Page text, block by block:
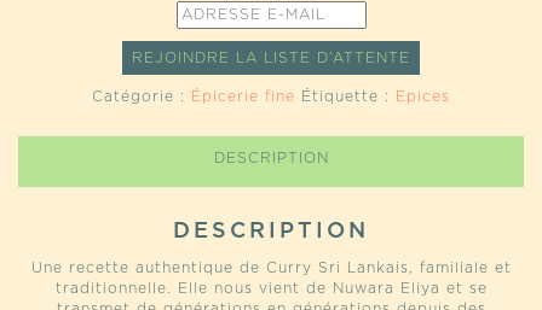
ENTREZ
VOTRE
ADRESSE
MAIL
CE
REJOINDRE LA LISTE D’ATTENTE
Catégorie : Épicerie fine Étiquette : Epices
DESCRIPTION
DESCRIPTION
Une recette authentique de Curry Sri Lankais, familiale et
traditionnelle. Elle nous vient de Nuwara Eliya et se